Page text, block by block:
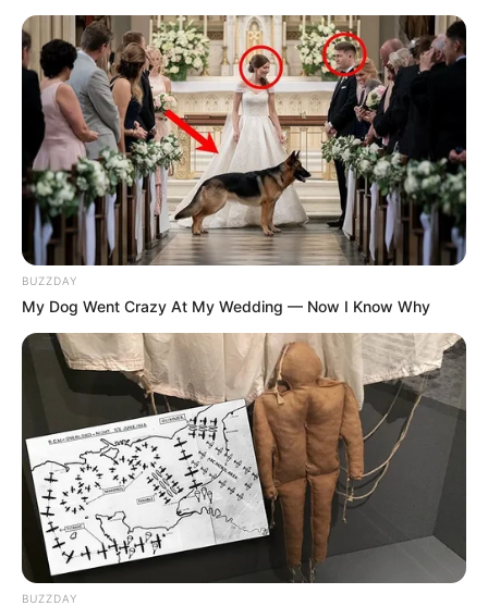
BUZZDAY
My Dog Went Crazy At My Wedding — Now I Know Why
BUZZDAY